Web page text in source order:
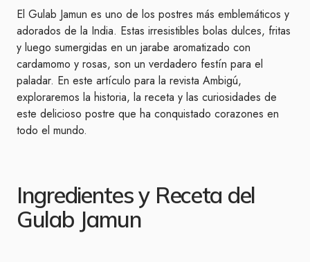
El Gulab Jamun es uno de los postres más emblemáticos y
adorados de la India. Estas irresistibles bolas dulces, fritas
y luego sumergidas en un jarabe aromatizado con
cardamomo y rosas, son un verdadero festín para el
paladar. En este artículo para la revista Ambigú,
exploraremos la historia, la receta y las curiosidades de
este delicioso postre que ha conquistado corazones en
todo el mundo.
Ingredientes y Receta del
Gulab Jamun